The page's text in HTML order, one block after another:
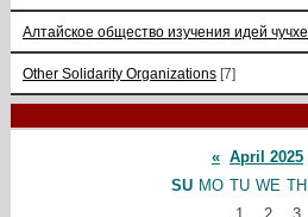
Алтайское общество изучения идей чучхе
Other Solidarity Organizations [7]
« April 2025
SU MO TU WE TH